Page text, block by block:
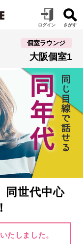
個室ラウンジ
大阪個室1
同世代中心
たしました。